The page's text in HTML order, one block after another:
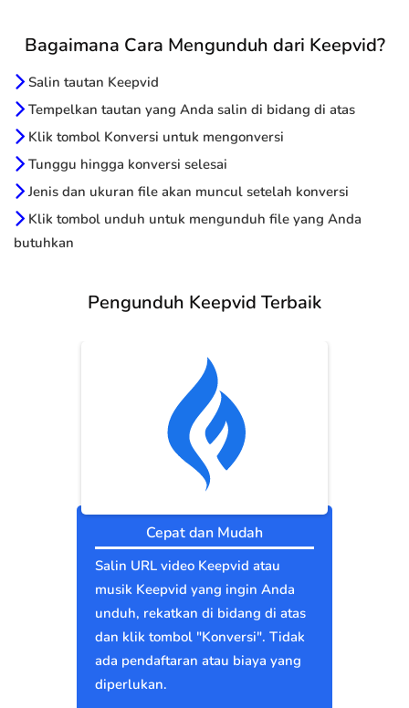
Bagaimana Cara Mengunduh dari Keepvid?
Salin tautan Keepvid
Tempelkan tautan yang Anda salin di bidang di atas
Klik tombol Konversi untuk mengonversi
Tunggu hingga konversi selesai
Jenis dan ukuran file akan muncul setelah konversi
Klik tombol unduh untuk mengunduh file yang Anda
butuhkan
Pengunduh Keepvid Terbaik
Cepat dan Mudah
Salin URL video Keepvid atau
musik Keepvid yang ingin Anda
unduh, rekatkan di bidang di atas
dan klik tombol "Konversi". Tidak
ada pendaftaran atau biaya yang
diperlukan.